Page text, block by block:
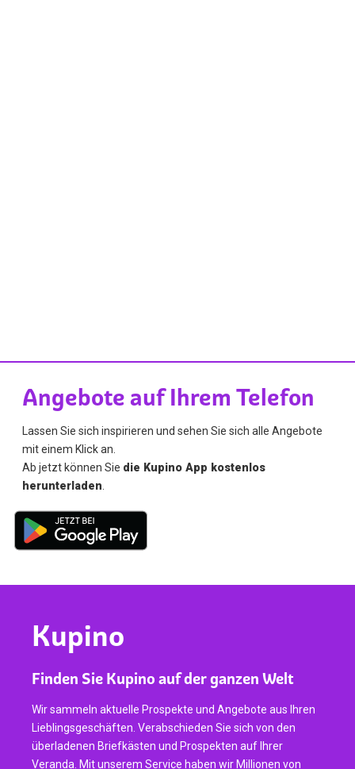
Angebote auf Ihrem Telefon
Lassen Sie sich inspirieren und sehen Sie sich alle Angebote
mit einem Klick an.
Ab jetzt können Sie die Kupino App kostenlos
herunterladen
Kupino
Finden Sie Kupino auf der ganzen Welt
Wir sammeln aktuelle Prospekte und Angebote aus Ihren
Lieblingsgeschäften. Verabschieden Sie sich von den
überladenen Briefkästen und Prospekten auf Ihrer
Veranda. Mit unserem Service haben wir Millionen von